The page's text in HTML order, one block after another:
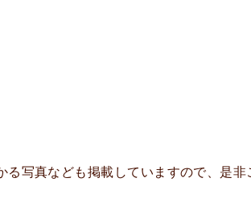
写真なども掲載していますので、是非